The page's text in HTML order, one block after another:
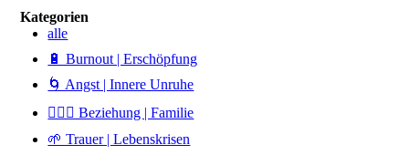
Kategorien
alle
🔋 Burnout | Erschöpfung
🌀 Angst | Innere Unruhe
👩‍❤️‍👨 Beziehung | Familie
🌱 Trauer | Lebenskrisen